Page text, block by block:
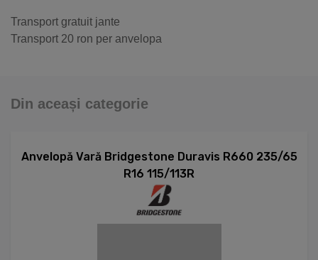
Transport gratuit jante
Transport 20 ron per anvelopa
Din aceași categorie
Anvelopă Vară Bridgestone Duravis R660 235/65
R16 115/113R